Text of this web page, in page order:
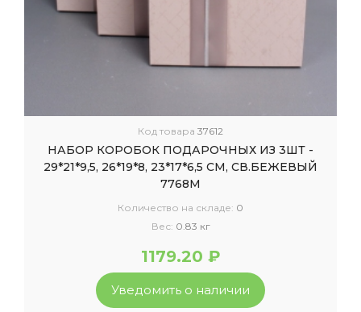
Код товара 37612
НАБОР КОРОБОК ПОДАРОЧНЫХ ИЗ 3ШТ -
29*21*9,5, 26*19*8, 23*17*6,5 СМ, СВ.БЕЖЕВЫЙ
7768М
Количество на складе: 0
Вес: 0.83 кг
1179.20 ₽
Уведомить о наличии